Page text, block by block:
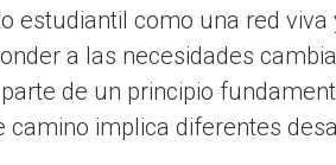
estudiantil como una red
a las necesidades
de un principio
camino implica diferentes